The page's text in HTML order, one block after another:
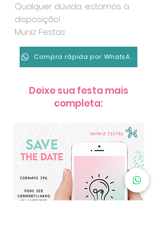
Qualquer dúvida, estamos à
disposição!
Muniz Festas
Compra rápida por WhatsApp
Deixe sua festa mais
completa: